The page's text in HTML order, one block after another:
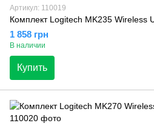
Артикул: 110019
Комплект Logitech MK235 Wireless
1 858 грн
В наличии
Купить